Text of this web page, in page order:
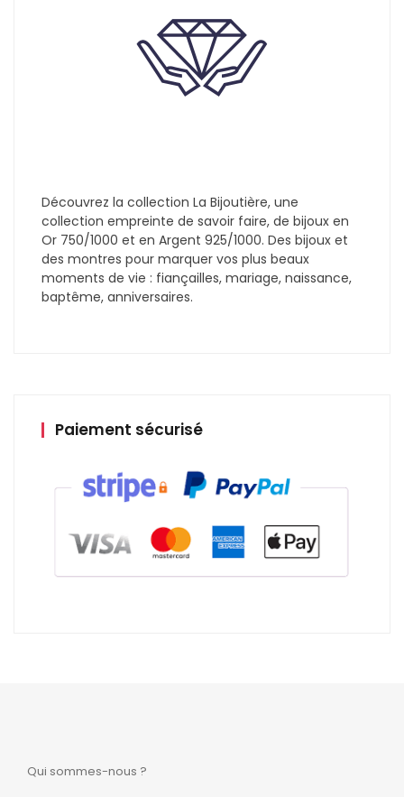
Découvrez la collection La Bijoutière, une
collection empreinte de savoir faire, de bijoux en
Or 750/1000 et en Argent 925/1000. Des bijoux et
des montres pour marquer vos plus beaux
moments de vie : fiançailles, mariage, naissance,
baptême, anniversaires.
Paiement sécurisé
Qui sommes-nous ?